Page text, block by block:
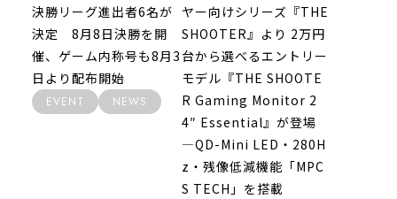
決勝リーグ進出者6名が
決定 8月8日決勝を開
催、ゲーム内称号も8月3
日より配布開始
EVENT NEWS
ヤー向けシリーズ『THE
SHOOTER』より 2万円
台から選べるエントリー
モデル『THE SHOOTE
R Gaming Monitor 2
4″ Essential』が登場
―QD-Mini LED・280H
z・残像低減機能「MPC
S TECH」を搭載